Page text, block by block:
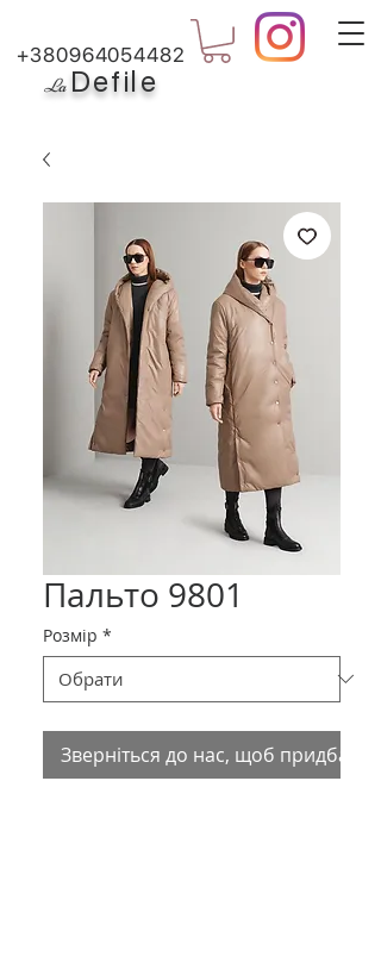
La Defile
+380964054482
Пальто 9801
Розмір *
Зверніться до нас, щоб придбати